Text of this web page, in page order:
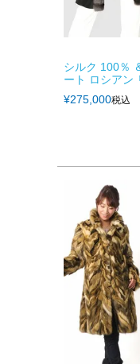
シルク 100％
ート ロシアン
¥275,000税込